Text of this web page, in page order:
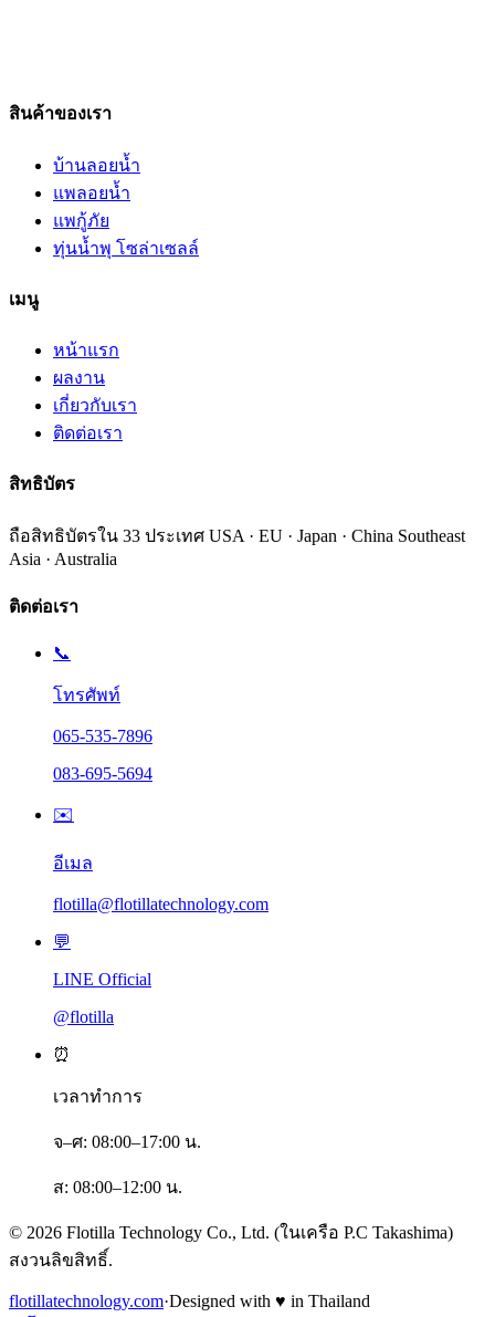
สินค้าของเรา
บ้านลอยน้ำ
แพลอยน้ำ
แพกู้ภัย
ทุ่นน้ำพุ โซล่าเซลล์
เมนู
หน้าแรก
ผลงาน
เกี่ยวกับเรา
ติดต่อเรา
สิทธิบัตร
ถือสิทธิบัตรใน 33 ประเทศ USA · EU · Japan · China Southeast
Asia · Australia
ติดต่อเรา
📞
โทรศัพท์
065-535-7896
083-695-5694
✉️
อีเมล
flotilla@flotillatechnology.com
💬
LINE Official
@flotilla
⏰
เวลาทำการ
จ–ศ: 08:00–17:00 น.
ส: 08:00–12:00 น.
© 2026 Flotilla Technology Co., Ltd. (ในเครือ P.C Takashima)
สงวนลิขสิทธิ์.
flotillatechnology.com·Designed with ♥ in Thailand